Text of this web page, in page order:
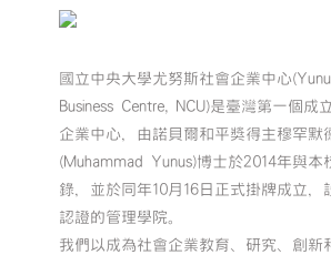
國立中央大學尤努斯社會企業中心
Business Centre, NCU)是臺灣第一個成
企業中心，由諾貝爾和平獎得主穆罕
(Muhammad Yunus)博士於2014年與本
錄，並於同年10月16日正式掛牌成立，
認證的管理學院。
我們以成為社會企業教育、研究、創新